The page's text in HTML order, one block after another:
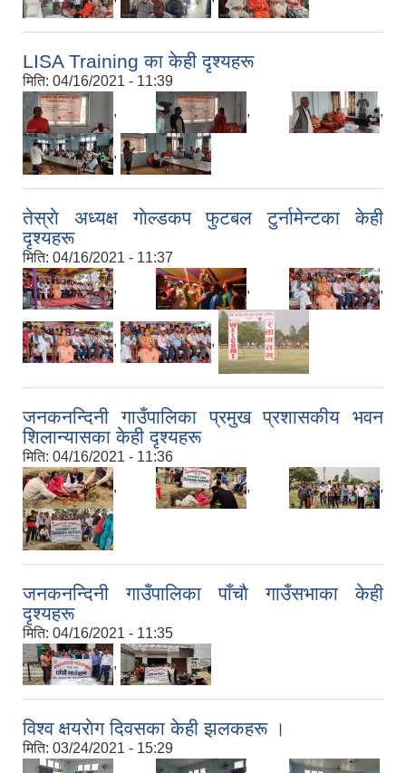
LISA Training का केही दृश्यहरू
मिति: 04/16/2021 - 11:39
,
, ,
,
तेस्राे अध्यक्ष गाेल्डकप फुटबल टुर्नामेन्टका केही
दृश्यहरू
मिति: 04/16/2021 - 11:37
,
, ,
, ,
जनकनन्दिनी गाउँपालिका प्रमुख प्रशासकीय भवन
शिलान्यासका केही दृश्यहरू
मिति: 04/16/2021 - 11:36
,
, ,
जनकनन्दिनी गाउँपालिका पाँचाै गाउँसभाका केही
दृश्यहरू
मिति: 04/16/2021 - 11:35
,
विश्व क्षयराेग दिवसका केही झलकहरू ।
मिति: 03/24/2021 - 15:29